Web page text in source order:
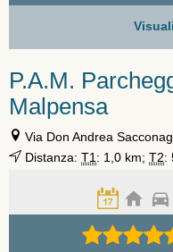
P.A.M.
Malpensa
Via Don Andrea
Distanza: T1 : 1,0 km; T2: